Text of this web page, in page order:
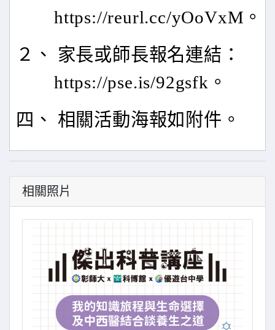
https://reurl.cc/yOoVxM。
２、 家長或師長報名連結：
https://pse.is/92gsfk。
四、 相關活動海報如附件。
相關照片